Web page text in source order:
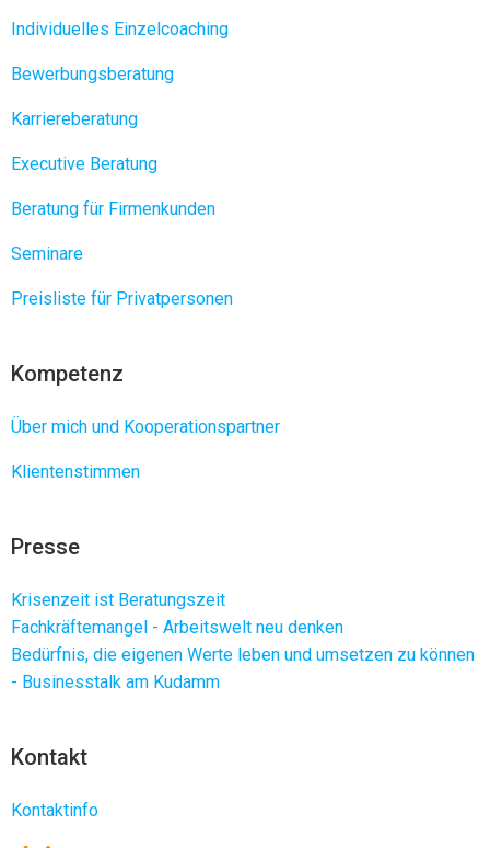
Individuelles Einzelcoaching
Bewerbungsberatung
Karriereberatung
Executive Beratung
Beratung für Firmenkunden
Seminare
Preisliste für Privatpersonen
Kompetenz
Über mich und Kooperationspartner
Klientenstimmen
Presse
Krisenzeit ist Beratungszeit
Fachkräftemangel - Arbeitswelt neu denken
Bedürfnis, die eigenen Werte leben und umsetzen zu können
- Businesstalk am Kudamm
Kontakt
Kontaktinfo